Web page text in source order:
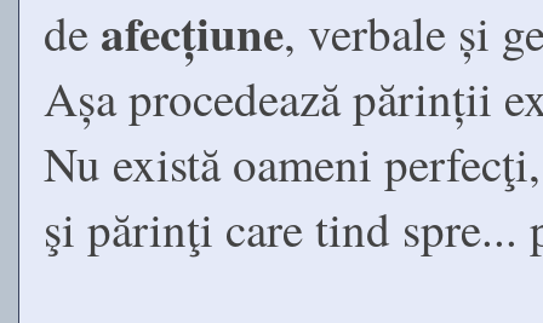
de afecțiune, verbale și
Așa procedează părinții
Nu există oameni
şi părinţi care tind spre...